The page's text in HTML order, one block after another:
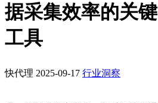
据采集效率的关键
工具
快代理 2025-09-17 行业洞察